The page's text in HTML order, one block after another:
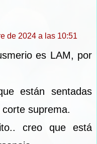
de 2024 a las 10:51
es LAM, por
están sentadas
suprema.
creo que está